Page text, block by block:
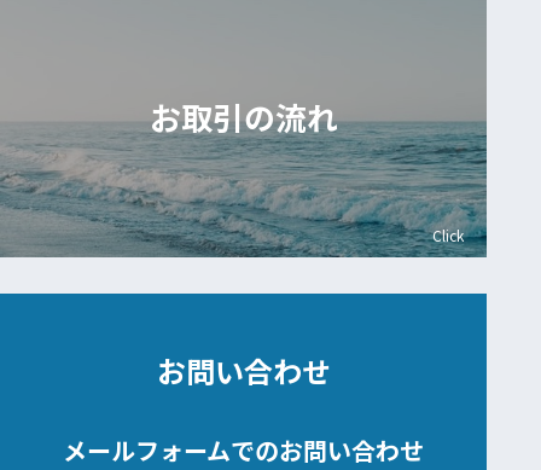
お取引の流れ
Click
お問い合わせ
メールフォームでのお問い合わせ